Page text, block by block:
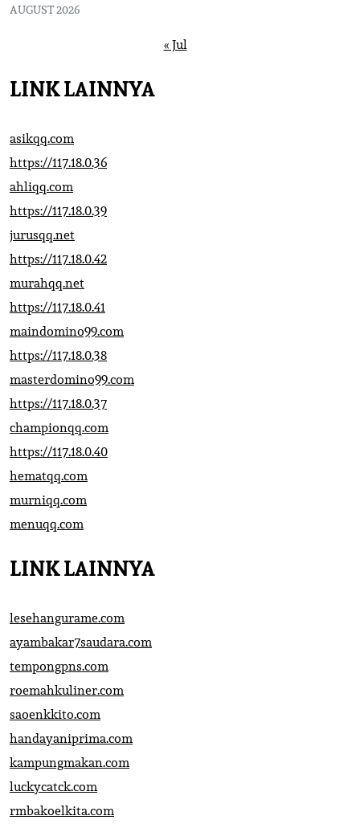
AUGUST 2026
« Jul
LINK LAINNYA
asikqq.com
https://117.18.0.36
ahliqq.com
https://117.18.0.39
jurusqq.net
https://117.18.0.42
murahqq.net
https://117.18.0.41
maindomino99.com
https://117.18.0.38
masterdomino99.com
https://117.18.0.37
championqq.com
https://117.18.0.40
hematqq.com
murniqq.com
menuqq.com
LINK LAINNYA
lesehangurame.com
ayambakar7saudara.com
tempongpns.com
roemahkuliner.com
saoenkkito.com
handayaniprima.com
kampungmakan.com
luckycatck.com
rmbakoelkita.com